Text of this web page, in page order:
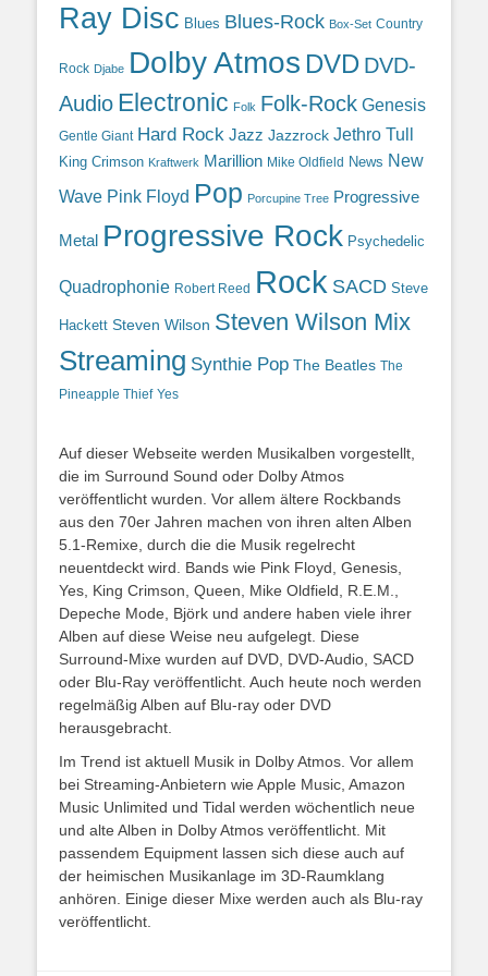
Ray Disc Blues Blues-Rock Box-Set Country
Rock Djabe Dolby Atmos DVD DVD-
Audio Electronic Folk Folk-Rock Genesis
Gentle Giant Hard Rock Jazz Jazzrock Jethro Tull
King Crimson Kraftwerk Marillion Mike Oldfield News New
Wave Pink Floyd Pop Porcupine Tree Progressive
Metal Progressive Rock Psychedelic
Quadrophonie Robert Reed Rock SACD Steve
Hackett Steven Wilson Steven Wilson Mix
Streaming Synthie Pop The Beatles The
Pineapple Thief Yes
Auf dieser Webseite werden Musikalben vorgestellt,
die im Surround Sound oder Dolby Atmos
veröffentlicht wurden. Vor allem ältere Rockbands
aus den 70er Jahren machen von ihren alten Alben
5.1-Remixe, durch die die Musik regelrecht
neuentdeckt wird. Bands wie Pink Floyd, Genesis,
Yes, King Crimson, Queen, Mike Oldfield, R.E.M.,
Depeche Mode, Björk und andere haben viele ihrer
Alben auf diese Weise neu aufgelegt. Diese
Surround-Mixe wurden auf DVD, DVD-Audio, SACD
oder Blu-Ray veröffentlicht. Auch heute noch werden
regelmäßig Alben auf Blu-ray oder DVD
herausgebracht.
Im Trend ist aktuell Musik in Dolby Atmos. Vor allem
bei Streaming-Anbietern wie Apple Music, Amazon
Music Unlimited und Tidal werden wöchentlich neue
und alte Alben in Dolby Atmos veröffentlicht. Mit
passendem Equipment lassen sich diese auch auf
der heimischen Musikanlage im 3D-Raumklang
anhören. Einige dieser Mixe werden auch als Blu-ray
veröffentlicht.